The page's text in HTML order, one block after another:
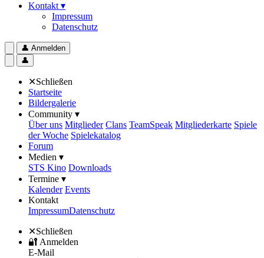
Kontakt ▾
Impressum
Datenschutz
👤 Anmelden
👤
✕Schließen
Startseite
Bildergalerie
Community ▾
Über uns Mitglieder Clans TeamSpeak Mitgliederkarte Spiele
der Woche Spielekatalog
Forum
Medien ▾
STS Kino Downloads
Termine ▾
Kalender Events
Kontakt
ImpressumDatenschutz
✕Schließen
🔐 Anmelden
E-Mail